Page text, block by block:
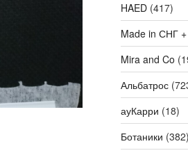
HAED(417)
Made in СНГ
Mira and Co
Альбатрос
ауКарри (18)
Ботаники